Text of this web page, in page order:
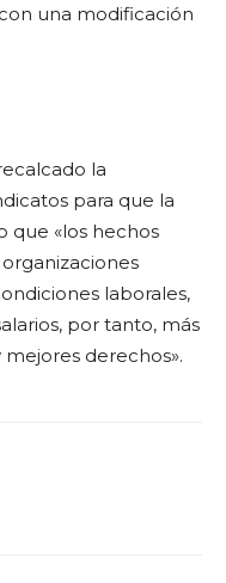
una modificación
la
para que la
que «los hechos
laborales,
por tanto, más
derechos».